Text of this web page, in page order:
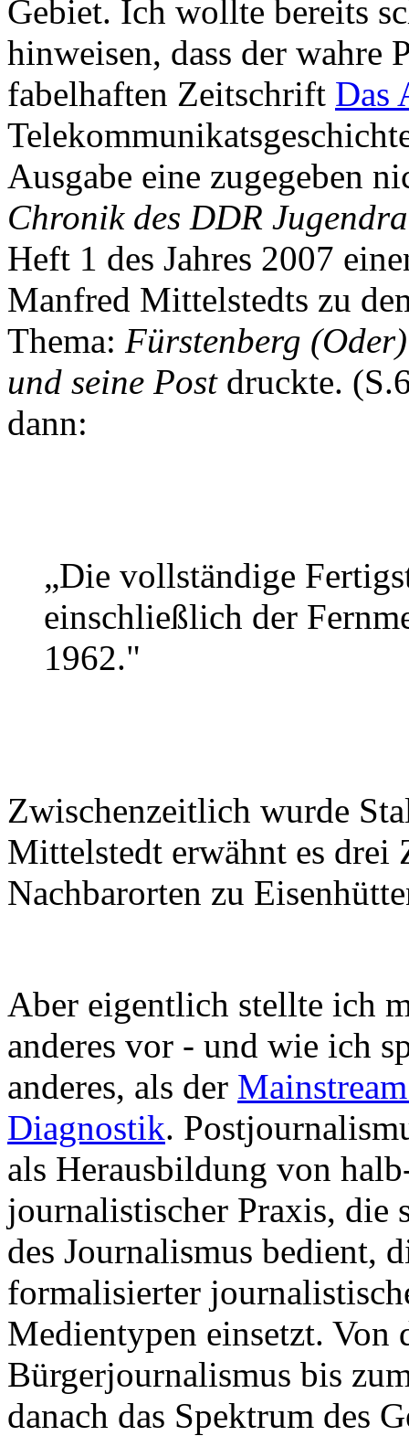
Gebiet. Ich wollte bereits
hinweisen, dass der wahre
fabelhaften Zeitschrift Das
Ausgabe eine zugegeben
Chronik des DDR
Heft 1 des Jahres 2007
Manfred Mittelstedts zu
Thema: Fürstenberg
und seine Post druckte.
dann:
„Die vollständige
einschließlich der
1962."
Zwischenzeitlich wurde
Mittelstedt erwähnt es drei
Nachbarorten zu
Aber eigentlich stellte ich
anderes vor - und wie ich
anderes, als der
Diagnostik.
als Herausbildung von
journalistischer Praxis, die
des Journalismus bedient,
formalisierter
Medientypen einsetzt. Von
Bürgerjournalismus bis
danach das Spektrum des